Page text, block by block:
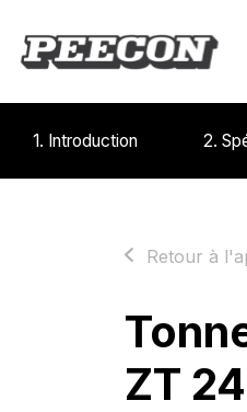
1. Introduction 2.
Retour à
ZT